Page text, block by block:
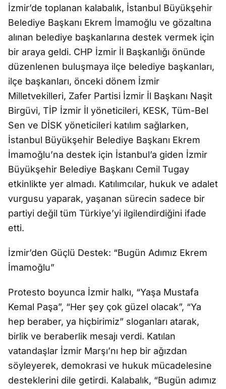
İzmir’de toplanan kalabalık, İstanbul Büyükşehir
Belediye Başkanı Ekrem İmamoğlu ve gözaltına
alınan belediye başkanlarına destek vermek için
bir araya geldi. CHP İzmir İl Başkanlığı önünde
düzenlenen buluşmaya ilçe belediye başkanları,
ilçe başkanları, önceki dönem İzmir
Milletvekilleri, Zafer Partisi İzmir İl Başkanı Naşit
Birgüvi, TİP İzmir İl yöneticileri, KESK, Tüm-Bel
Sen ve DİSK yöneticileri katılım sağlarken,
İstanbul Büyükşehir Belediye Başkanı Ekrem
İmamoğlu’na destek için İstanbul’a giden İzmir
Büyükşehir Belediye Başkanı Cemil Tugay
etkinlikte yer almadı. Katılımcılar, hukuk ve adalet
vurgusu yaparak, yaşanan sürecin sadece bir
partiyi değil tüm Türkiye’yi ilgilendirdiğini ifade
etti.
İzmir’den Güçlü Destek: “Bugün Adımız Ekrem
İmamoğlu”
Protesto boyunca İzmir halkı, “Yaşa Mustafa
Kemal Paşa”, “Her şey çok güzel olacak”, “Ya
hep beraber, ya hiçbirimiz” sloganları atarak,
birlik ve beraberlik mesajı verdi. Katılan
vatandaşlar İzmir Marşı’nı hep bir ağızdan
söyleyerek, demokrasi ve hukuk mücadelesine
desteklerini dile getirdi. Kalabalık, “Bugün adımız